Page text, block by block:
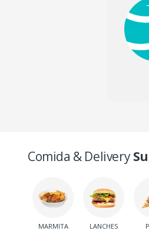
Comida & Delivery
MARMITA LANCHES